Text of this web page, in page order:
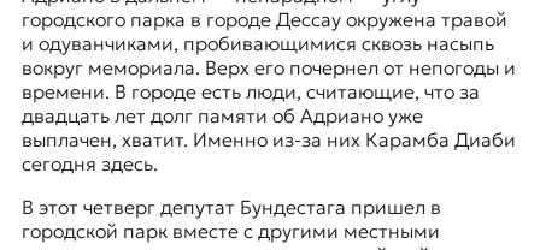
д
е
и
к
о
н
т
е
к
с
городского парка в городе Дессауокружена травой
и одуванчиками, пробивающимися сквозь насыпь
вокруг мемориала. Верх его почернел от непогоды и
времени. В городе есть люди, считающие, что за
двадцать лет долг памяти об Адриано уже
выплачен, хватит. Именно из-за них Карамба Диаби
сегодня здесь.
В этот четверг депутат Бундестага пришел в
городской парк вместе с другими местными